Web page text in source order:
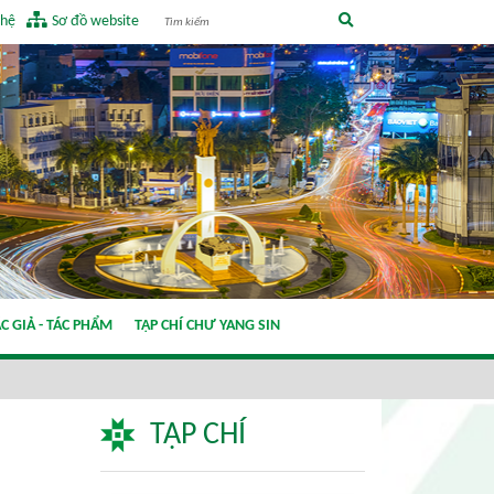
Sơ đồ website
GIẢ - TÁC PHẨM TẠP CHÍ CHƯ YANG SIN
TẠP CHÍ